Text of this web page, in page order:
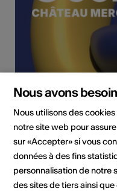
Nous avons
Nous utilisons des
notre site web pour
sur «Accepter» si vous
données à des fins
personnalisation de notre
des sites de tiers ainsi